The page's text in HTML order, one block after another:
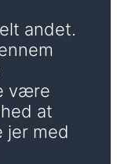
andet.
være
at
jer med